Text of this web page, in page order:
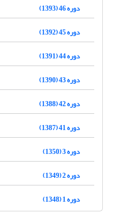
دوره 46 (1393)
دوره 45 (1392)
دوره 44 (1391)
دوره 43 (1390)
دوره 42 (1388)
دوره 41 (1387)
دوره 3 (1350)
دوره 2 (1349)
دوره 1 (1348)